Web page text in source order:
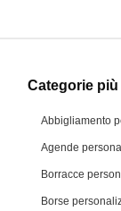
Categorie
Abbigliamento
Agende
Borracce
Borse